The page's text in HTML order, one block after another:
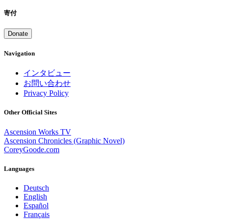
寄付
Donate
Navigation
インタビュー
お問い合わせ
Privacy Policy
Other Official Sites
Ascension Works TV
Ascension Chronicles (Graphic Novel)
CoreyGoode.com
Languages
Deutsch
English
Español
Français